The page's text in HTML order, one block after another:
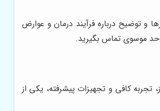
و توضیح درباره فرآیند درمان و عوارض
احد موسوی تماس بگیرید.
تجربه کافی و تجهیزات پیشرفته، یکی از